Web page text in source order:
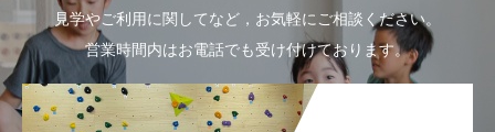
見学やご利用に関してなど，お気軽にご相談ください。
営業時間内はお電話でも受け付けております。